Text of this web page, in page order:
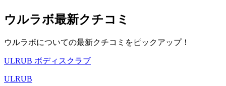
ウルラボ最新クチコミ
ウルラボについての最新クチコミをピックアップ！
ULRUB ボディスクラブ
ULRUB